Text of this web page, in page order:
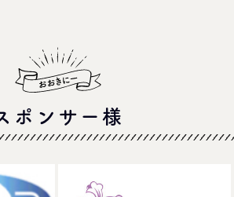
ポンサー様